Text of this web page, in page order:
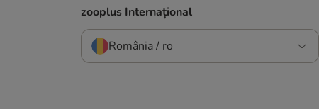
zooplus Internațional
România / ro